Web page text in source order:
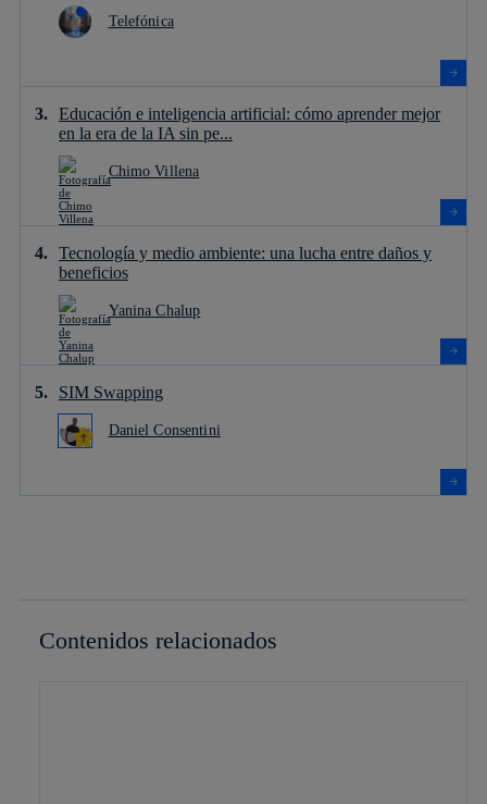
Telefónica
Educación e inteligencia artificial: cómo aprender mejor
en la era de la IA sin pe...
Chimo Villena
Tecnología y medio ambiente: una lucha entre daños y
beneficios
Yanina Chalup
SIM Swapping
Daniel Consentini
Contenidos relacionados